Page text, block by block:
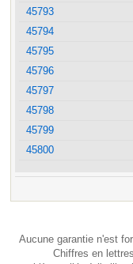
45793
45794
45795
45796
45797
45798
45799
45800
Aucune garantie n'est
Chiffres en